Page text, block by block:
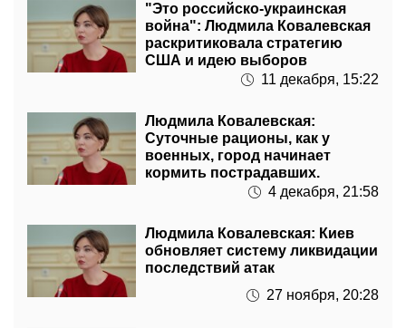
"Это российско-украинская
война": Людмила Ковалевская
раскритиковала стратегию
США и идею выборов
11 декабря, 15:22
Людмила Ковалевская:
Суточные рационы, как у
военных, город начинает
кормить пострадавших.
4 декабря, 21:58
Людмила Ковалевская: Киев
обновляет систему ликвидации
последствий атак
27 ноября, 20:28